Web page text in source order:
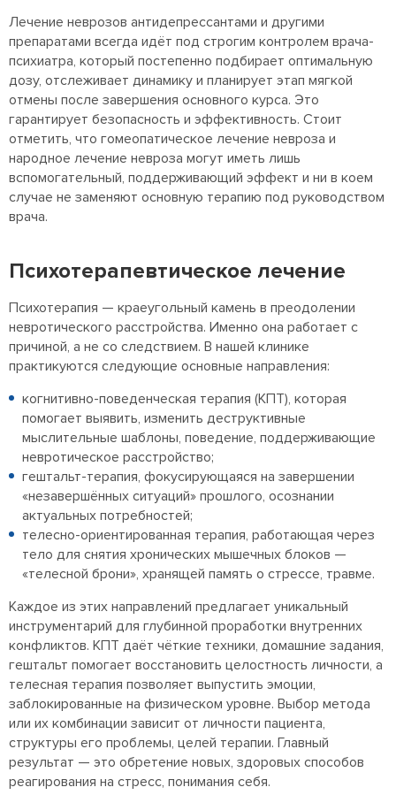
Лечение неврозов антидепрессантами и другими
препаратами всегда идёт под строгим контролем врача-
психиатра, который постепенно подбирает оптимальную
дозу, отслеживает динамику и планирует этап мягкой
отмены после завершения основного курса. Это
гарантирует безопасность и эффективность. Стоит
отметить, что гомеопатическое лечение невроза и
народное лечение невроза могут иметь лишь
вспомогательный, поддерживающий эффект и ни в коем
случае не заменяют основную терапию под руководством
врача.
Психотерапевтическое лечение
Психотерапия — краеугольный камень в преодолении
невротического расстройства. Именно она работает с
причиной, а не со следствием. В нашей клинике
практикуются следующие основные направления:
когнитивно-поведенческая терапия (КПТ), которая
помогает выявить, изменить деструктивные
мыслительные шаблоны, поведение, поддерживающие
невротическое расстройство;
гештальт-терапия, фокусирующаяся на завершении
«незавершённых ситуаций» прошлого, осознании
актуальных потребностей;
телесно-ориентированная терапия, работающая через
тело для снятия хронических мышечных блоков —
«телесной брони», хранящей память о стрессе, травме.
Каждое из этих направлений предлагает уникальный
инструментарий для глубинной проработки внутренних
конфликтов. КПТ даёт чёткие техники, домашние задания,
гештальт помогает восстановить целостность личности, а
телесная терапия позволяет выпустить эмоции,
заблокированные на физическом уровне. Выбор метода
или их комбинации зависит от личности пациента,
структуры его проблемы, целей терапии. Главный
результат — это обретение новых, здоровых способов
реагирования на стресс, понимания себя.